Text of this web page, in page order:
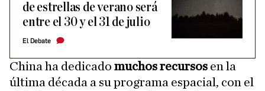
de estrellas de verano será
entre el 30 y el 31 de julio
El Debate
China ha dedicado muchos recursos en la
última década a su programa espacial, con el